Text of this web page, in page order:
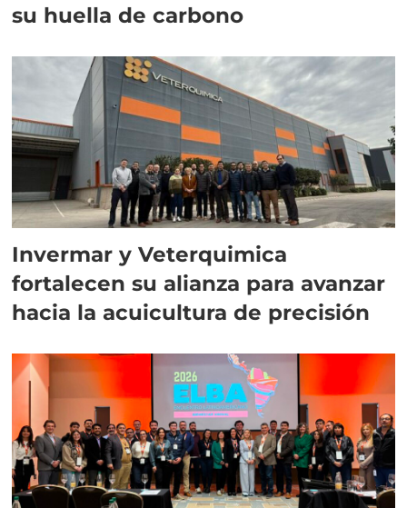
su huella de carbono
Invermar y Veterquimica
fortalecen su alianza para avanzar
hacia la acuicultura de precisión